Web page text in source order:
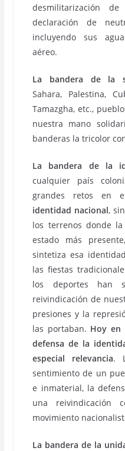
desmilitarización
declaración de
incluyendo sus
aéreo.
La bandera de la
Sahara, Palestina,
Tamazgha, etc.,
nuestra mano
banderas la tricolor
La bandera de la
cualquier país
grandes retos en
identidad nacional,
los terrenos donde
estado más
sintetiza esa
las fiestas
los deportes han
reivindicación de
presiones y la
las portaban. Hoy en
defensa de la
especial relevancia.
sentimiento de un
e inmaterial, la
una reivindicación
movimiento
La bandera de la